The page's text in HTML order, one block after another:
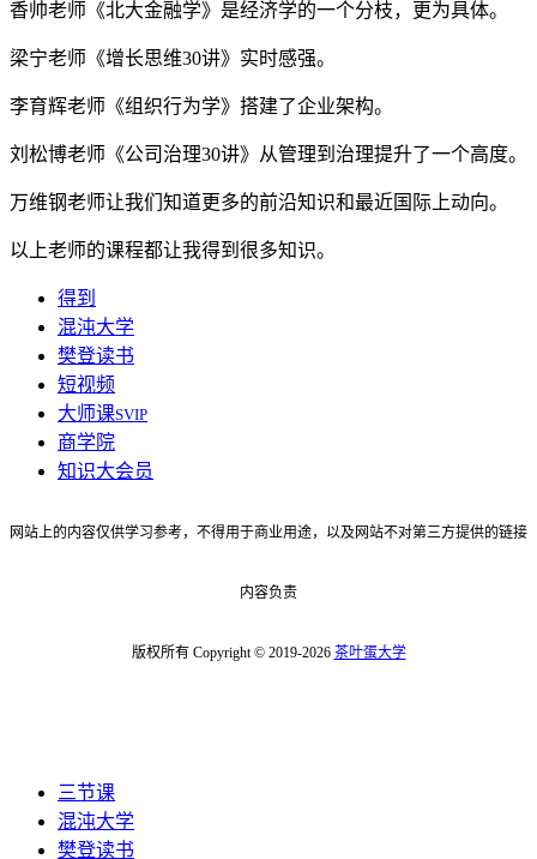
香帅老师《北大金融学》是经济学的一个分枝，更为具体。
梁宁老师《增长思维30讲》实时感强。
李育辉老师《组织行为学》搭建了企业架构。
刘松博老师《公司治理30讲》从管理到治理提升了一个高度。
万维钢老师让我们知道更多的前沿知识和最近国际上动向。
以上老师的课程都让我得到很多知识。
得到
混沌大学
樊登读书
短视频
大师课SVIP
商学院
知识大会员
网站上的内容仅供学习参考，不得用于商业用途，以及网站不对第三方提供的链接
内容负责
版权所有 Copyright © 2019-2026 茶叶蛋大学
三节课
混沌大学
樊登读书